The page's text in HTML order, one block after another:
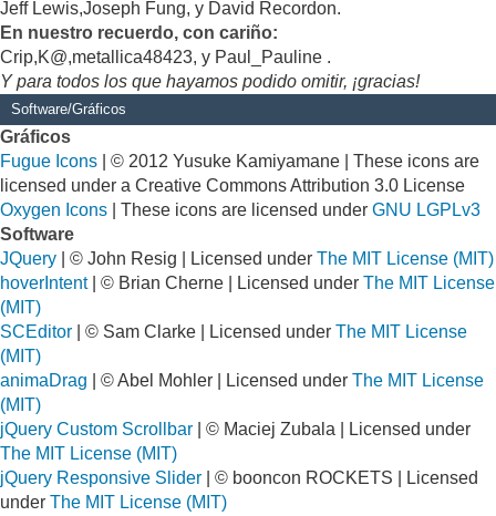
Jeff Lewis,Joseph Fung, y David Recordon.
En nuestro recuerdo, con cariño:
Crip,K@,metallica48423, y Paul_Pauline .
Y para todos los que hayamos podido omitir, ¡gracias!
Software/Gráficos
Gráficos
Fugue Icons | © 2012 Yusuke Kamiyamane | These icons are
licensed under a Creative Commons Attribution 3.0 License
Oxygen Icons | These icons are licensed under GNU LGPLv3
Software
JQuery | © John Resig | Licensed under The MIT License (MIT)
hoverIntent| © Brian Cherne | Licensed under The MIT License
(MIT)
SCEditor | © Sam Clarke | Licensed under The MIT License
(MIT)
animaDrag | © Abel Mohler | Licensed under The MIT License
(MIT)
jQuery Custom Scrollbar | © Maciej Zubala | Licensed under
The MIT License (MIT)
jQuery Responsive Slider | © booncon ROCKETS | Licensed
under The MIT License (MIT)